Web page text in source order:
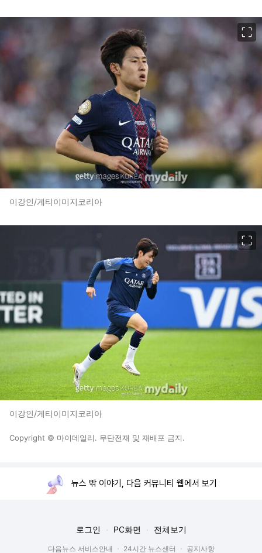
이강인/게티이미지코리아
이강인/게티이미지코리아
Copyright © 마이데일리. 무단전재 및 재배포 금지.
뉴스 밖 이야기, 다음 커뮤니티 웹에서 보기
로그인 PC화면 전체보기
다음뉴스 서비스안내 24시간 뉴스센터 공지사항